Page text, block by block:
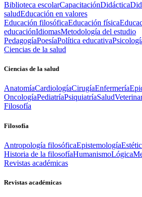
Biblioteca escolarCapacitaciónDidáctica
saludEducación en valores
Educación filosóficaEducación física
educaciónIdiomasMetodología del estudio
PedagogíaPoesíaPolítica educativa
Ciencias de la salud
Ciencias de la salud
AnatomíaCardiologíaCirugíaEnfermería
OncologíaPediatríaPsiquiatríaSalud
Filosofía
Filosofía
Antropología filosóficaEpistemología
Historia de la filosofíaHumanismoLógica
Revistas académicas
Revistas académicas